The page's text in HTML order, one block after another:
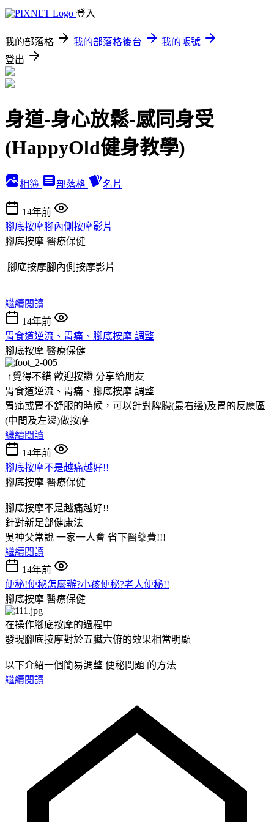
登入
我的部落格 我的部落格後台
我的帳號
登出
身道-身心放鬆-感同身受
(HappyOld健身教學)
相簿 部落格 名片
14年前
腳底按摩腳內側按摩影片
腳底按摩 醫療保健
腳底按摩腳內側按摩影片
繼續閱讀
14年前
胃食道逆流、胃痛、腳底按摩 調整
腳底按摩 醫療保健
↑覺得不錯 歡迎按讚 分享給朋友
胃食道逆流、胃痛、腳底按摩 調整
胃痛或胃不舒服的時候，可以針對脾臟(最右邊)及胃的反應區
(中間及左邊)做按摩
繼續閱讀
14年前
腳底按摩不是越痛越好!!
腳底按摩 醫療保健
腳底按摩不是越痛越好!!
針對新足部健康法
吳神父常說 一家一人會 省下醫藥費!!!
繼續閱讀
14年前
便秘!便秘怎麼辦?小孩便秘?老人便秘!!
腳底按摩 醫療保健
在操作腳底按摩的過程中
發現腳底按摩對於五臟六俯的效果相當明顯
以下介紹一個簡易調整 便秘問題 的方法
繼續閱讀